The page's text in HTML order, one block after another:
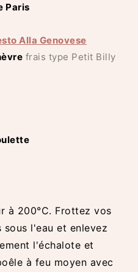
Paris
Alla Genovese
frais type Petit Billy
à 200°C. Frottez vos
sous l'eau et enlevez
l'échalote et
à feu moyen avec